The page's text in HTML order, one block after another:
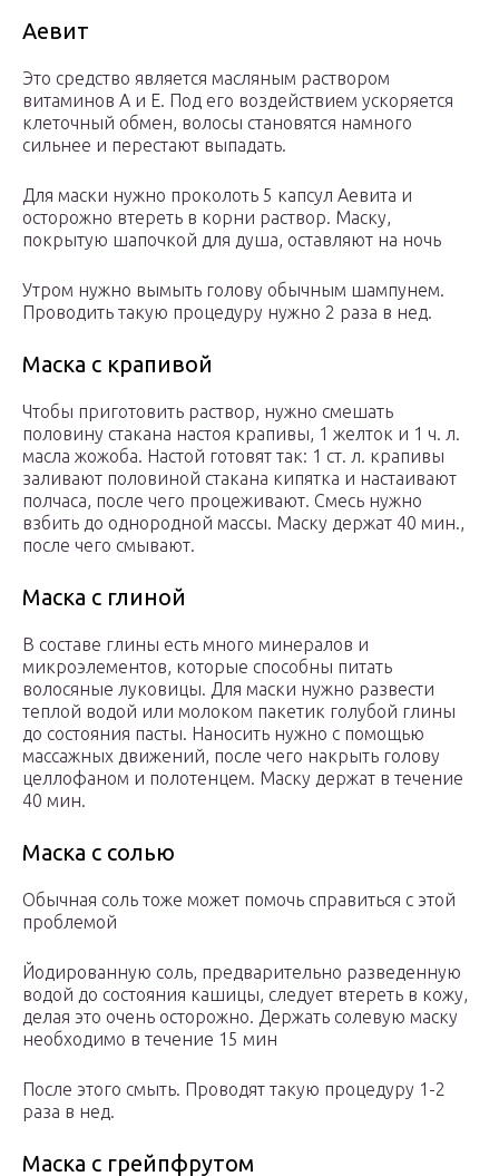
Аевит
Это средство является масляным раствором
витаминов А и Е. Под его воздействием ускоряется
клеточный обмен, волосы становятся намного
сильнее и перестают выпадать.
Для маски нужно проколоть 5 капсул Аевита и
осторожно втереть в корни раствор. Маску,
покрытую шапочкой для душа, оставляют на ночь
Утром нужно вымыть голову обычным шампунем.
Проводить такую процедуру нужно 2 раза в нед.
Маска с крапивой
Чтобы приготовить раствор, нужно смешать
половину стакана настоя крапивы, 1 желток и 1 ч. л.
масла жожоба. Настой готовят так: 1 ст. л. крапивы
заливают половиной стакана кипятка и настаивают
полчаса, после чего процеживают. Смесь нужно
взбить до однородной массы. Маску держат 40 мин.,
после чего смывают.
Маска с глиной
В составе глины есть много минералов и
микроэлементов, которые способны питать
волосяные луковицы. Для маски нужно развести
теплой водой или молоком пакетик голубой глины
до состояния пасты. Наносить нужно с помощью
массажных движений, после чего накрыть голову
целлофаном и полотенцем. Маску держат в течение
40 мин.
Маска с солью
Обычная соль тоже может помочь справиться с этой
проблемой
Йодированную соль, предварительно разведенную
водой до состояния кашицы, следует втереть в кожу,
делая это очень осторожно. Держать солевую маску
необходимо в течение 15 мин
После этого смыть. Проводят такую процедуру 1-2
раза в нед.
Маска с грейпфрутом